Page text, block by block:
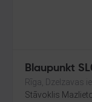
Blaupunkt
Rīga, Dzelzavas
Stāvoklis